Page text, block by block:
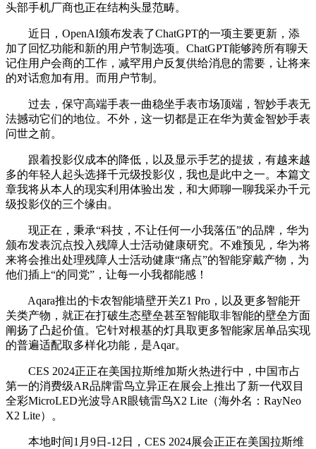
头部手机厂商也正在结构头显范畴。
近日，OpenAI颁布发表了ChatGPT的一项主要更新，添
加了回忆功能和新的用户节制选项。ChatGPT能够跨所有聊天
记住用户会商的工作，减罕用户反复供给消息的需要，让将来
的对话愈加有用。而用户节制。
过去，保守高端手表一曲稳坐手表市场顶端，智妙手表无
法撼动它们的地位。不外，这一切都是正在华为黄金智妙手表
问世之前。
跟着投影仪成本的降低，以及显示手艺的提拔，有越来越
多的年轻人起头选择千元级投影仪，我也是此中之一。本篇文
章我将从本人的现实利用体验出发，和大师聊一聊我采办千元
级投影仪的三个缘由。
现正在，秉承“科技，不让任何一小我落伍”的品牌，华为
颁布发表沉点投入残障人士活动健康研究。不难预见，华为将
来将会推出处理残障人士活动健康“痛点”的智能穿戴产物，为
他们插上“的同党”，让每一小我都能感！
Aqara推出的卡农智能墙壁开关Z1 Pro，以及更多智能开
关类产物，就正在打破生态壁垒甚至智能取非智能的壁垒方面
阐扬了凸起价值。它针对根基的灯具取更多智能家居单品实现
的普遍适配取多样化功能，是Aqar。
CES 2024正正在美国拉斯维加斯火热进行中，中国市占
第一的消费级AR品牌雷鸟立异正在展会上推出了新一代双目
全彩MicroLED光波导AR眼镜雷鸟X2 Lite（海外名：RayNeo
X2 Lite）。
本地时间1月9日-12日，CES 2024展会正正在美国拉斯维